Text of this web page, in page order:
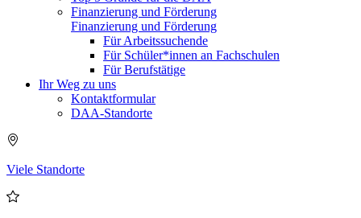
Finanzierung und Förderung
Finanzierung und Förderung
Für Arbeitssuchende
Für Schüler*innen an Fachschulen
Für Berufstätige
Ihr Weg zu uns
Kontaktformular
DAA-Standorte
Viele Standorte